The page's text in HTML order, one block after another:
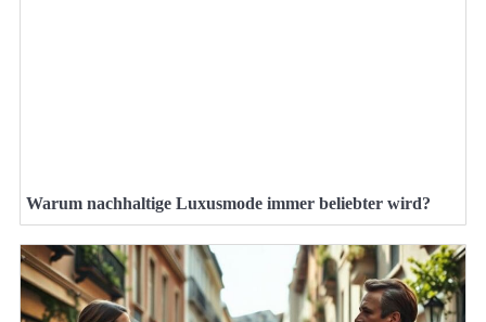
Warum nachhaltige Luxusmode immer beliebter wird?